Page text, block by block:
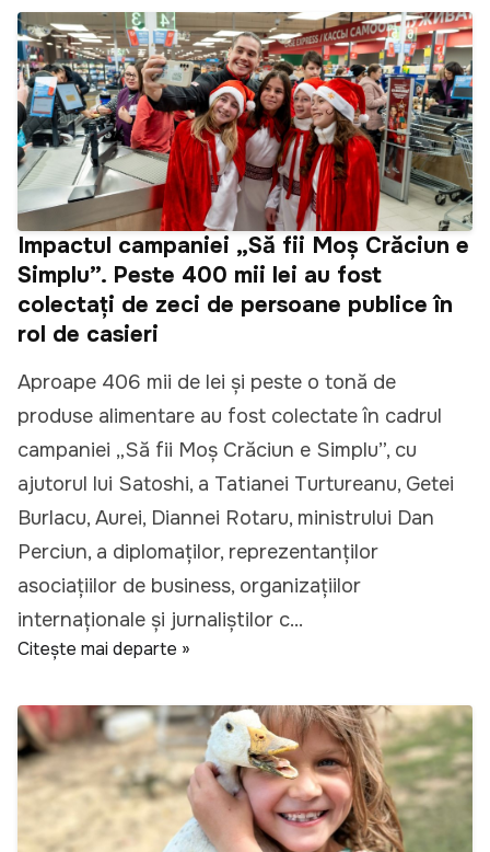
Impactul campaniei „Să fii Moș Crăciun e
Simplu”. Peste 400 mii lei au fost
colectați de zeci de persoane publice în
rol de casieri
Aproape 406 mii de lei și peste o tonă de
produse alimentare au fost colectate în cadrul
campaniei „Să fii Moș Crăciun e Simplu”, cu
ajutorul lui Satoshi, a Tatianei Turtureanu, Getei
Burlacu, Aurei, Diannei Rotaru, ministrului Dan
Perciun, a diplomaților, reprezentanților
asociațiilor de business, organizațiilor
internaționale și jurnaliștilor c...
Citește mai departe »